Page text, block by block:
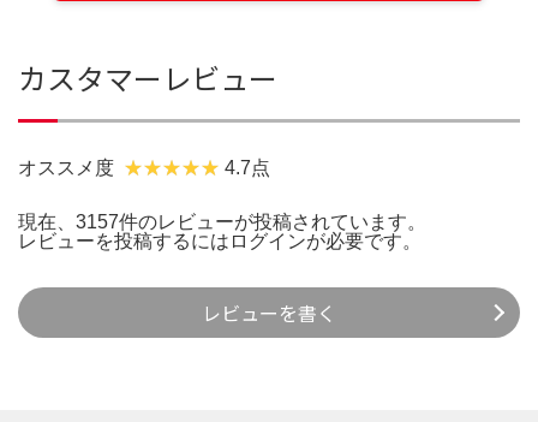
カスタマーレビュー
オススメ度 4.7点
現在、3157件のレビューが投稿されています。
レビューを投稿するには ログインが必要です。
レビューを書く